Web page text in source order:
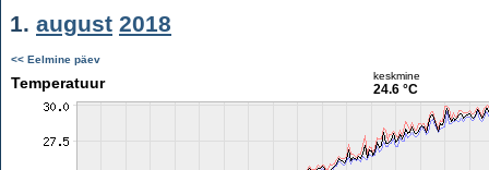
1. august 2018
<< Eelmine päev
Temperatuur keskmine
24.6 °C